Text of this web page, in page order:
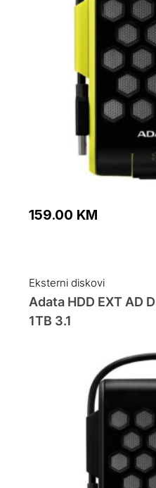
159.00 KM
Eksterni diskovi
Adata HDD EXT AD
1TB 3.1